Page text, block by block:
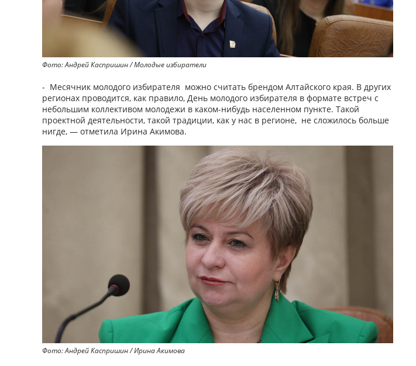
Фото: Андрей Каспришин / Молодые избиратели
- Месячник молодого избирателя можно считать брендом Алтайского края. В других
регионах проводится, как правило, День молодого избирателя в формате встреч с
небольшим коллективом молодежи в каком-нибудь населенном пункте. Такой
проектной деятельности, такой традиции, как у нас в регионе, не сложилось больше
нигде, — отметила Ирина Акимова.
Фото: Андрей Каспришин / Ирина Акимова